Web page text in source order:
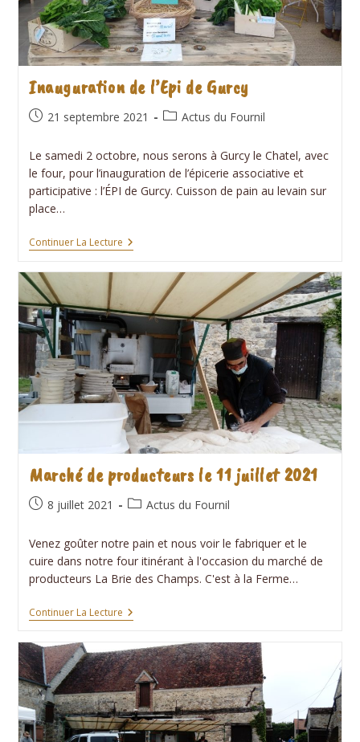
Inauguration de l’Epi de Gurcy
Publication
21 septembre 2021
PostActus du Fournil
Le samedi 2 octobre, nous serons à Gurcy le Chatel, avec
le four, pour l’inauguration de l’épicerie associative et
participative : l’ÉPI de Gurcy. Cuisson de pain au levain sur
place…
Continuer La LectureInauguration
De
Marché de producteurs le 11 juillet 2021
Publication
8 juillet 2021
PostActus du Fournil
Venez goûter notre pain et nous voir le fabriquer et le
cuire dans notre four itinérant à l'occasion du marché de
producteurs La Brie des Champs. C'est à la Ferme…
Continuer La LectureMarché
De
Le
11
Juillet
2021